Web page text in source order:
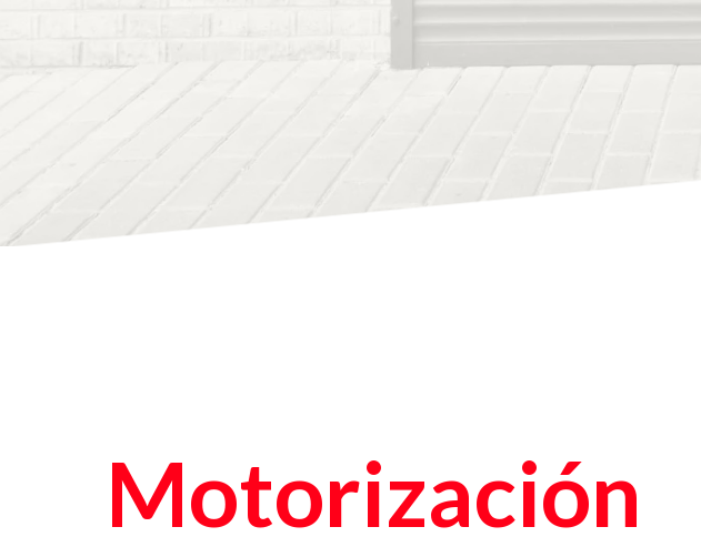
Motorización